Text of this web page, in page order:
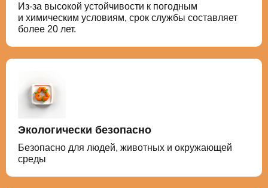
Из-за высокой устойчивости к погодным
и химическим условиям, срок службы составляет
более 20 лет.
Экологически безопасно
Безопасно для людей, животных и окружающей
среды